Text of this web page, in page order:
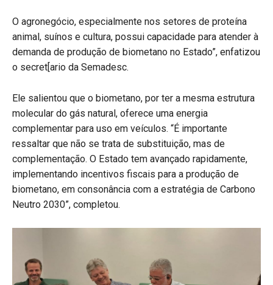
O agronegócio, especialmente nos setores de proteína
animal, suínos e cultura, possui capacidade para atender à
demanda de produção de biometano no Estado”, enfatizou
o secret[ario da Semadesc.
Ele salientou que o biometano, por ter a mesma estrutura
molecular do gás natural, oferece uma energia
complementar para uso em veículos. “É importante
ressaltar que não se trata de substituição, mas de
complementação. O Estado tem avançado rapidamente,
implementando incentivos fiscais para a produção de
biometano, em consonância com a estratégia de Carbono
Neutro 2030”, completou.